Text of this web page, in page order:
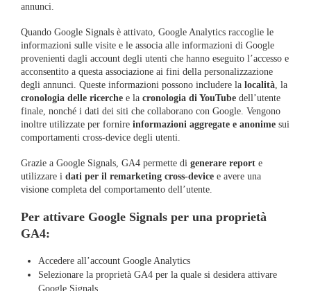
annunci.
Quando Google Signals è attivato, Google Analytics raccoglie le
informazioni sulle visite e le associa alle informazioni di Google
provenienti dagli account degli utenti che hanno eseguito l’accesso e
acconsentito a questa associazione ai fini della personalizzazione
degli annunci. Queste informazioni possono includere la località, la
cronologia delle ricerche e la cronologia di YouTube dell’utente
finale, nonché i dati dei siti che collaborano con Google. Vengono
inoltre utilizzate per fornire informazioni aggregate e anonime sui
comportamenti cross-device degli utenti.
Grazie a Google Signals, GA4 permette di generare report e
utilizzare i dati per il remarketing cross-device e avere una
visione completa del comportamento dell’utente.
Per attivare Google Signals per una proprietà
GA4:
Accedere all’account Google Analytics
Selezionare la proprietà GA4 per la quale si desidera attivare
Google Signals